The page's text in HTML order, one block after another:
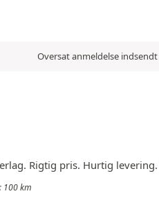
Oversat anmeldelse
Rigtig pris. Hurtig levering.
100 km